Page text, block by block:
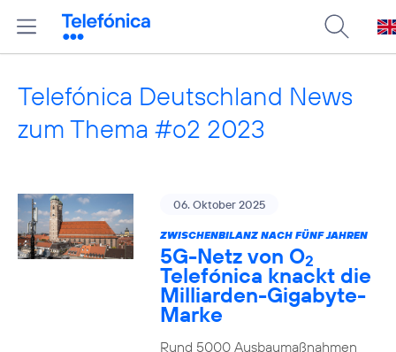
Telefónica Deutschland News
zum Thema #o2 2023
06. Oktober 2025
ZWISCHENBILANZ NACH FÜNF JAHREN
5G-Netz von O2
Telefónica knackt die
Milliarden-Gigabyte-
Marke
Rund 5000 Ausbaumaßnahmen